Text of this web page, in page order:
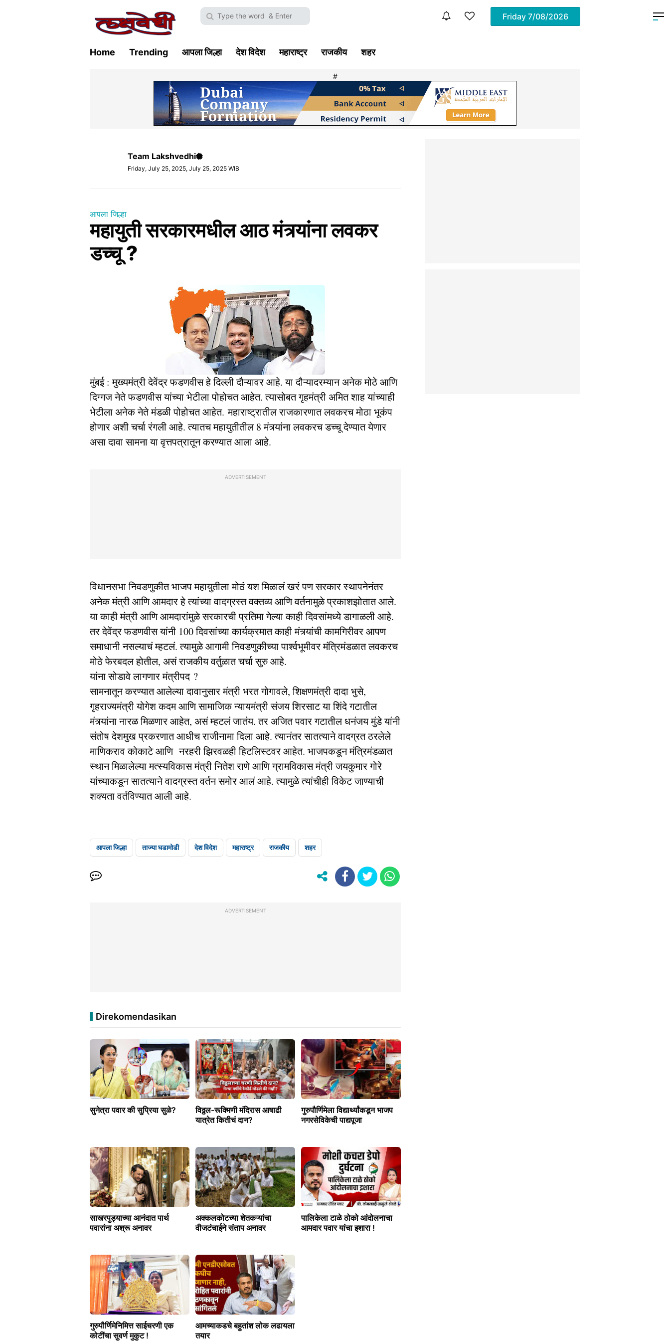
Friday 7/08/2026
Home Trending आपला जिल्हा देश विदेश महाराष्ट्र राजकीय शहर
#
Team Lakshvedhi
Friday, July 25, 2025, July 25, 2025 WIB
आपला जिल्हा
महायुती सरकारमधील आठ मंत्र्यांना लवकर
डच्चू ?
मुंबई : मुख्यमंत्री देवेंद्र फडणवीस हे दिल्ली दौऱ्यावर आहे. या दौऱ्यादरम्यान अनेक मोठे आणि
दिग्गज नेते फडणवीस यांच्या भेटीला पोहोचत आहेत. त्यासोबत गृहमंत्री अमित शाह यांच्याही
भेटीला अनेक नेते मंडळी पोहोचत आहेत. महाराष्ट्रातील राजकारणात लवकरच मोठा भूकंप
होणार अशी चर्चा रंगली आहे. त्यातच महायुतीतील 8 मंत्र्यांना लवकरच डच्चू देण्यात येणार
असा दावा सामना या वृत्तपत्रातून करण्यात आला आहे.
ADVERTISEMENT
विधानसभा निवडणुकीत भाजप महायुतीला मोठं यश मिळालं खरं पण सरकार स्थापनेनंतर
अनेक मंत्री आणि आमदार हे त्यांच्या वादग्रस्त वक्तव्य आणि वर्तनामुळे प्रकाशझोतात आले.
या काही मंत्री आणि आमदारांमुळे सरकारची प्रतिमा गेल्या काही दिवसांमध्ये डागाळली आहे.
तर देवेंद्र फडणवीस यांनी 100 दिवसांच्या कार्यक्रमात काही मंत्र्यांची कामगिरीवर आपण
समाधानी नसल्याचं म्हटलं. त्यामुळे आगामी निवडणुकीच्या पार्श्वभूमीवर मंत्रिमंडळात लवकरच
मोठे फेरबदल होतील, असं राजकीय वर्तुळात चर्चा सुरु आहे.
यांना सोडावे लागणार मंत्रीपद ?
सामनातून करण्यात आलेल्या दावानुसार मंत्री भरत गोगावले, शिक्षणमंत्री दादा भुसे,
गृहराज्यमंत्री योगेश कदम आणि सामाजिक न्यायमंत्री संजय शिरसाट या शिंदे गटातील
मंत्र्यांना नारळ मिळणार आहेत, असं म्हटलं जातंय. तर अजित पवार गटातील धनंजय मुंडे यांनी
संतोष देशमुख प्रकरणात आधीच राजीनामा दिला आहे. त्यानंतर सातत्याने वादग्रत ठरलेले
माणिकराव कोकाटे आणि नरहरी झिरवळही हिटलिस्टवर आहेत. भाजपकडून मंत्रिमंडळात
स्थान मिळालेल्या मत्स्यविकास मंत्री नितेश राणे आणि ग्रामविकास मंत्री जयकुमार गोरे
यांच्याकडून सातत्याने वादग्रस्त वर्तन समोर आलं आहे. त्यामुळे त्यांचीही विकेट जाण्याची
शक्यता वर्तविण्यात आली आहे.
आपला जिल्हा ताज्या घडामोडी देश विदेश महाराष्ट्र राजकीय शहर
ADVERTISEMENT
Direkomendasikan
सुनेत्रा पवार की सुप्रिया सुळे?
विठ्ठल-रूक्मिणी मंदिरास आषाढी
यात्रेत कितीचं दान?
गुरुपौर्णिमेला विद्यार्थ्यांकडून भाजप
नगरसेविकेची पाद्यपूजा
साखरपुड्याच्या आनंदात पार्थ
पवारांना अश्रू अनावर
अक्कलकोटच्या शेतकऱ्यांचा
वीजटंचाईने संताप अनावर
पालिकेला टाळे ठोको आंदोलनाचा
आमदार पवार यांचा इशारा !
गुरुपौर्णिमेनिमित्त साईचरणी एक
कोटींचा सुवर्ण मुकुट !
आमच्याकडचे बहुतांश लोक लढायला
तयार